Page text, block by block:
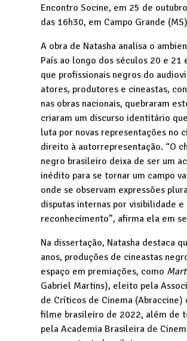
Encontro Socine, em 25 de
das 16h30, em Campo Grande
A obra de Natasha analisa o
País ao longo dos séculos 20 e 21
que profissionais negros do
atores, produtores e cineastas,
nas obras nacionais, quebraram
criaram um discurso identitário
luta por novas representações no
direito à autorrepresentação. “O
negro brasileiro deixa de ser um
inédito para se tornar um campo
onde se observam expressões
disputas internas por visibilidade e
reconhecimento”, afirma ela em
Na dissertação, Natasha destaca
anos, produções de cineastas
espaço em premiações, como
Gabriel Martins), eleito pela
de Críticos de Cinema
filme brasileiro de 2022, além de
pela Academia Brasileira de